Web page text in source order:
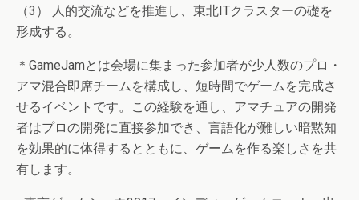
（3） 人的交流などを推進し、東北ITクラスターの礎を
形成する。
＊GameJamとは会場に集まった参加者が少人数のプロ・
アマ混合即席チームを構成し、短時間でゲームを完成さ
せるイベントです。この経験を通し、アマチュアの開発
者はプロの開発に直接参加でき、言語化が難しい暗黙知
を効果的に体得するとともに、ゲームを作る楽しさを共
有します。